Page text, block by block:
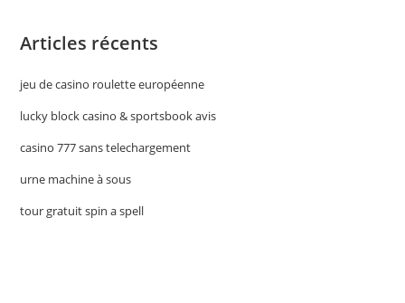
Articles récents
jeu de casino roulette européenne
lucky block casino & sportsbook avis
casino 777 sans telechargement
urne machine à sous
tour gratuit spin a spell